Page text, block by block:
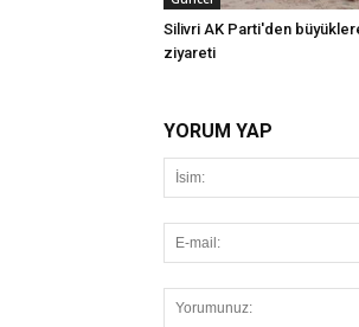
Silivri AK Parti'den
ziyareti
YORUM YAP